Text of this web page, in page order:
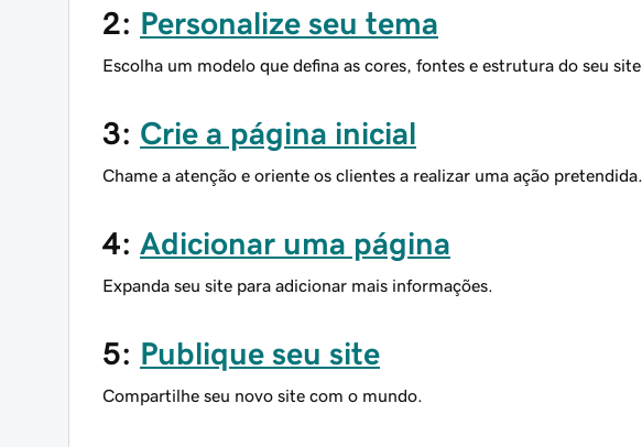
2: Personalize seu tema
Escolha um modelo que defina as cores, fontes e estrutura do seu site.
3: Crie a página inicial
Chame a atenção e oriente os clientes a realizar uma ação pretendida.
4: Adicionar uma página
Expanda seu site para adicionar mais informações.
5: Publique seu site
Compartilhe seu novo site com o mundo.